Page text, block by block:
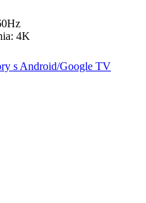
4K
s Android/Google TV